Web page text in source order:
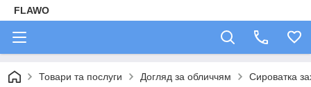
FLAWO
Товари та послуги Догляд за обличчям Сироватка